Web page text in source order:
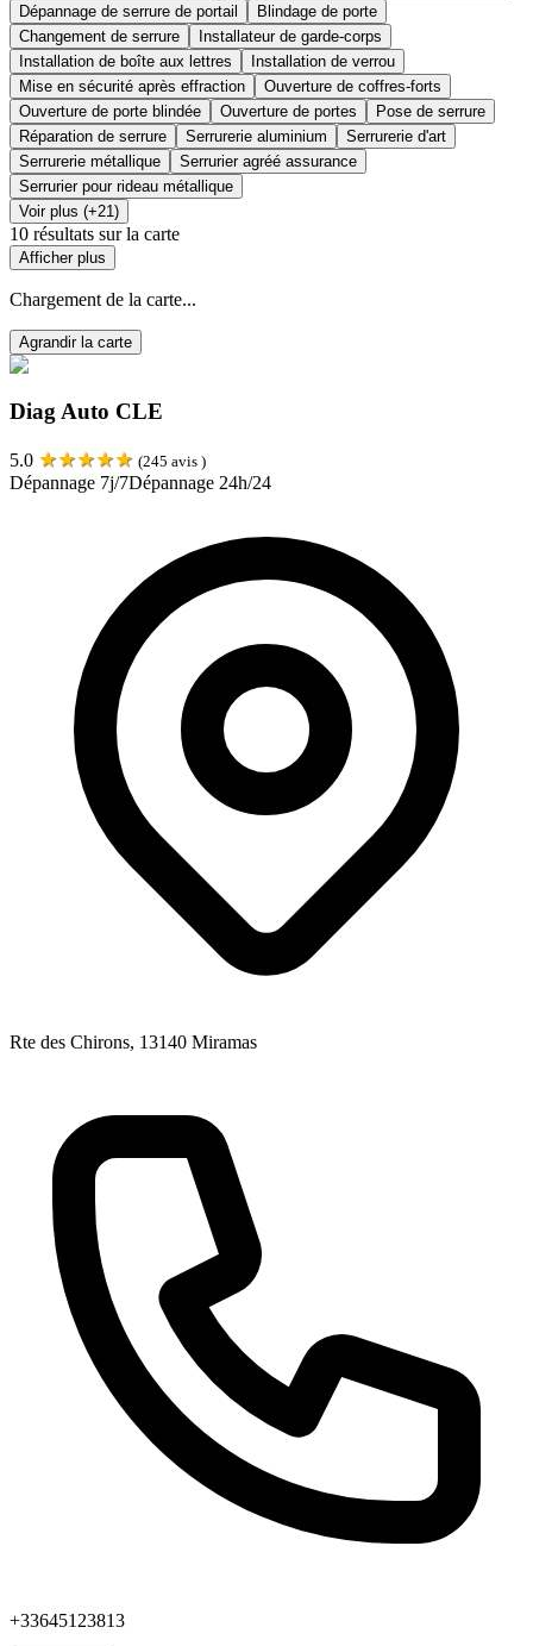
Dépannage de serrure de portail
Blindage de porte
Changement de serrure
Installateur de garde-corps
Installation de boîte aux lettres
Installation de verrou
Mise en sécurité après effraction
Ouverture de coffres-forts
Ouverture de porte blindée
Ouverture de portes
Pose de serrure
Réparation de serrure
Serrurerie aluminium
Serrurerie d'art
Serrurerie métallique
Serrurier agréé assurance
Serrurier pour rideau métallique
Voir plus (+21)
10 résultats sur la carte
Afficher plus
Chargement de la carte...
Agrandir la carte
Diag Auto CLE
5.0 ★★★★★ (245 avis )
Dépannage 7j/7Dépannage 24h/24
Rte des Chirons, 13140 Miramas
+33645123813